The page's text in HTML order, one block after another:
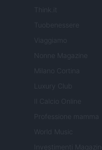
Think.it
Tuobenessere
Viaggiamo
Nonne Magazine
Milano Cortina
Luxury Club
Il Calcio Online
Professione mamma
World Music
Investimenti Magazine